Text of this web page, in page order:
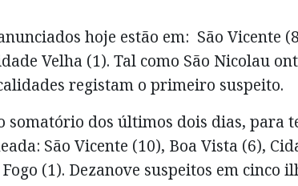
hoje estão em: São Vicente
Velha (1). Tal como São Nicolau
registam o primeiro suspeito.
somatório dos últimos dois dias, para
São Vicente (10), Boa Vista (6),
(1). Dezanove suspeitos em cinco